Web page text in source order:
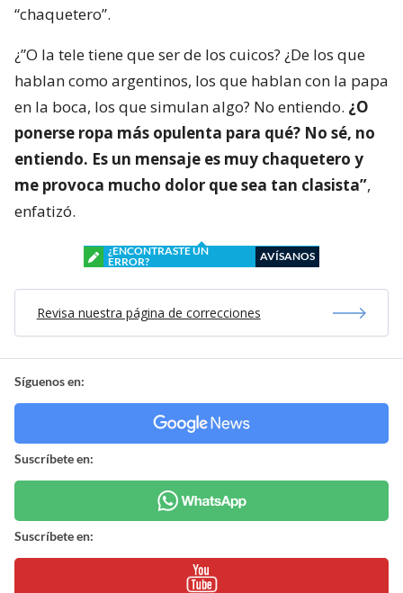
“chaquetero”.
¿”O la tele tiene que ser de los cuicos? ¿De los que
hablan como argentinos, los que hablan con la papa
en la boca, los que simulan algo? No entiendo. ¿O
ponerse ropa más opulenta para qué? No sé, no
entiendo. Es un mensaje es muy chaquetero y
me provoca mucho dolor que sea tan clasista”,
enfatizó.
¿ENCONTRASTE UN
ERROR?
AVÍSANOS
Revisa nuestra página de correcciones
Síguenos en:
Suscríbete en:
Suscríbete en: